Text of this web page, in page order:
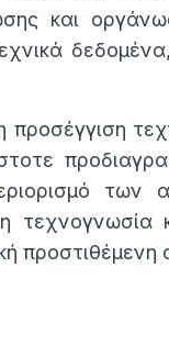
και
των
τεχνογνωσία
προστιθέμενη